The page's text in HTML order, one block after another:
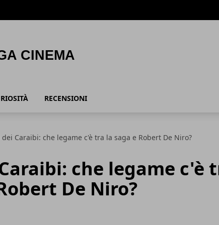
RECENSIONI
dei Caraibi: che legame c'è tra la saga e Robert De Niro?
che legame c'è
De Niro?